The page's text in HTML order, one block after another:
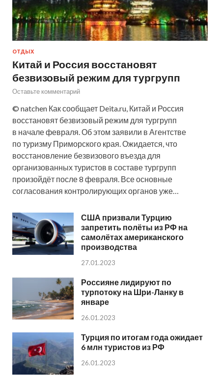
ОТДЫХ
Китай и Россия восстановят
безвизовый режим для тургрупп
Оставьте комментарий
© natchen Как сообщает Deita.ru, Китай и Россия
восстановят безвизовый режим для тургрупп
в начале февраля. Об этом заявили в Агентстве
по туризму Приморского края. Ожидается, что
восстановление безвизового въезда для
организованных туристов в составе тургрупп
произойдёт после 8 февраля. Все основные
согласования контролирующих органов уже…
США призвали Турцию
запретить полёты из РФ на
самолётах американского
производства
27.01.2023
Россияне лидируют по
турпотоку на Шри-Ланку в
январе
26.01.2023
Турция по итогам года ожидает
6 млн туристов из РФ
26.01.2023